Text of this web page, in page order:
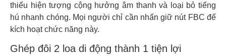
thiểu hiện tượng cộng hưởng âm thanh và loại bỏ tiếng
hú nhanh chóng. Mọi người chỉ cần nhấn giữ nút FBC để
kích hoạt chức năng này.
Ghép đôi 2 loa di động thành 1 tiện lợi